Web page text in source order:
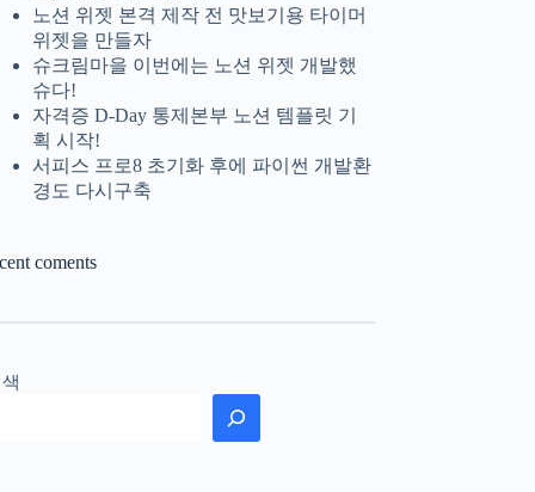
노션 위젯 본격 제작 전 맛보기용 타이머
위젯을 만들자
슈크림마을 이번에는 노션 위젯 개발했
슈다!
자격증 D-Day 통제본부 노션 템플릿 기
획 시작!
서피스 프로8 초기화 후에 파이썬 개발환
경도 다시구축
coments